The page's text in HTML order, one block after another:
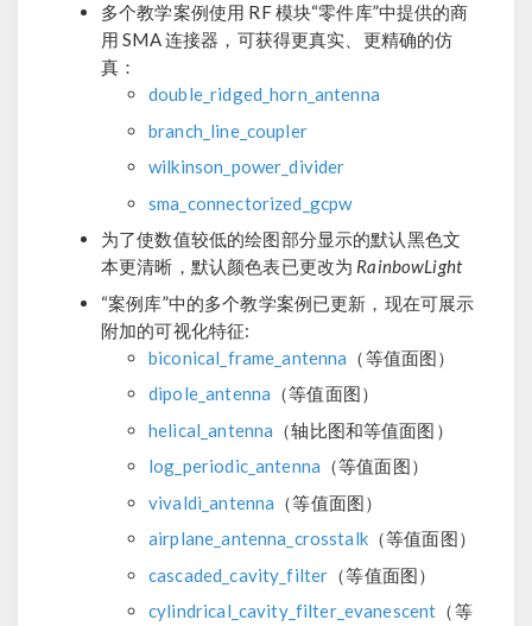
多个教学案例使用 RF 模块“零件库”中提供的商
用 SMA 连接器，可获得更真实、更精确的仿
真：
double_ridged_horn_antenna
branch_line_coupler
wilkinson_power_divider
sma_connectorized_gcpw
为了使数值较低的绘图部分显示的默认黑色文
本更清晰，默认颜色表已更改为 RainbowLight
“案例库”中的多个教学案例已更新，现在可展示
附加的可视化特征:
biconical_frame_antenna （等值面图）
dipole_antenna （等值面图）
helical_antenna （轴比图和等值面图）
log_periodic_antenna （等值面图）
vivaldi_antenna （等值面图）
airplane_antenna_crosstalk（等值面图）
cascaded_cavity_filter （等值面图）
cylindrical_cavity_filter_evanescent （等